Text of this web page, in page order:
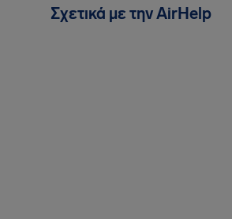
Σχετικά με την AirHelp